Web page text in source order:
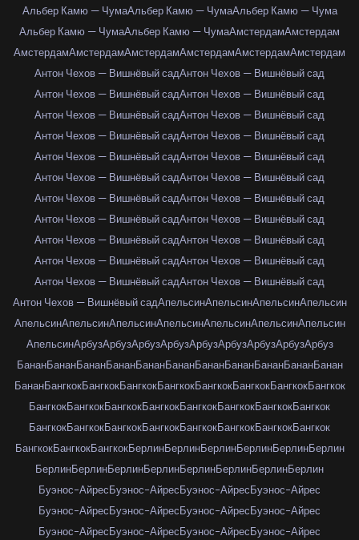
Альбер Камю — ЧумаАльбер Камю — ЧумаАльбер Камю — Чума
Альбер Камю — ЧумаАльбер Камю — ЧумаАмстердамАмстердам
АмстердамАмстердамАмстердамАмстердамАмстердамАмстердам
Антон Чехов — Вишнёвый садАнтон Чехов — Вишнёвый сад
Антон Чехов — Вишнёвый садАнтон Чехов — Вишнёвый сад
Антон Чехов — Вишнёвый садАнтон Чехов — Вишнёвый сад
Антон Чехов — Вишнёвый садАнтон Чехов — Вишнёвый сад
Антон Чехов — Вишнёвый садАнтон Чехов — Вишнёвый сад
Антон Чехов — Вишнёвый садАнтон Чехов — Вишнёвый сад
Антон Чехов — Вишнёвый садАнтон Чехов — Вишнёвый сад
Антон Чехов — Вишнёвый садАнтон Чехов — Вишнёвый сад
Антон Чехов — Вишнёвый садАнтон Чехов — Вишнёвый сад
Антон Чехов — Вишнёвый садАнтон Чехов — Вишнёвый сад
Антон Чехов — Вишнёвый садАнтон Чехов — Вишнёвый сад
Антон Чехов — Вишнёвый садАпельсинАпельсинАпельсинАпельсин
АпельсинАпельсинАпельсинАпельсинАпельсинАпельсинАпельсин
АпельсинАрбузАрбузАрбузАрбузАрбузАрбузАрбузАрбузАрбуз
БананБананБананБананБананБананБананБананБананБананБанан
БананБангкокБангкокБангкокБангкокБангкокБангкокБангкокБангкок
БангкокБангкокБангкокБангкокБангкокБангкокБангкокБангкок
БангкокБангкокБангкокБангкокБангкокБангкокБангкокБангкок
БангкокБангкокБангкокБерлинБерлинБерлинБерлинБерлинБерлин
БерлинБерлинБерлинБерлинБерлинБерлинБерлинБерлин
Буэнос-АйресБуэнос-АйресБуэнос-АйресБуэнос-Айрес
Буэнос-АйресБуэнос-АйресБуэнос-АйресБуэнос-Айрес
Буэнос-АйресБуэнос-АйресБуэнос-АйресБуэнос-Айрес